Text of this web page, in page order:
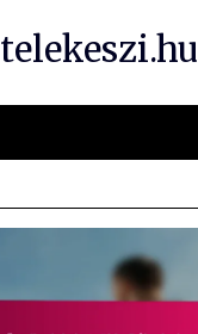
telekeszi.hu